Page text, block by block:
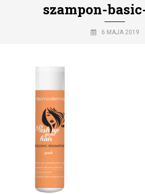
szampon-
6 MAJA 2019